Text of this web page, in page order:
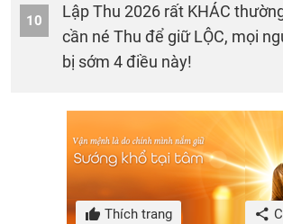
10
Lập Thu 2026 rất KHÁC
cần né Thu để giữ LỘC, mọi
bị sớm 4 điều này!
Thích trang